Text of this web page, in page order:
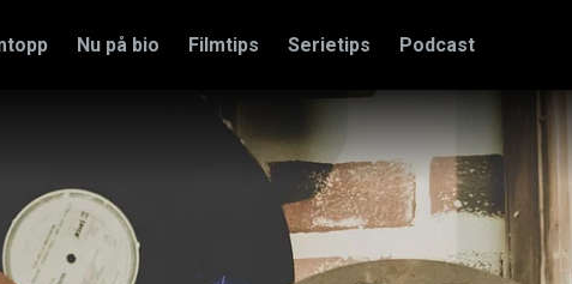
Nu på bio Filmtips Serietips Podcast